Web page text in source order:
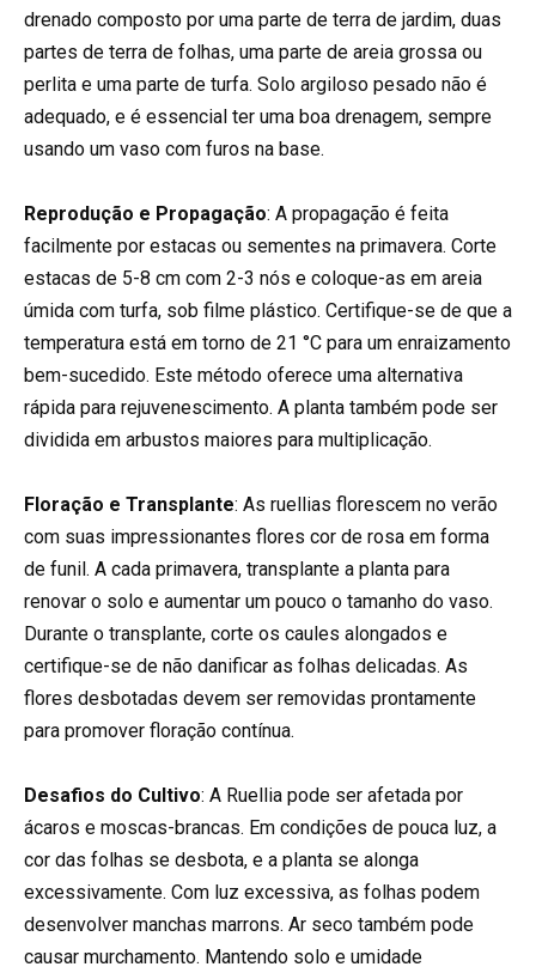
drenado composto por uma parte de terra de jardim, duas
partes de terra de folhas, uma parte de areia grossa ou
perlita e uma parte de turfa. Solo argiloso pesado não é
adequado, e é essencial ter uma boa drenagem, sempre
usando um vaso com furos na base.
Reprodução e Propagação: A propagação é feita
facilmente por estacas ou sementes na primavera. Corte
estacas de 5-8 cm com 2-3 nós e coloque-as em areia
úmida com turfa, sob filme plástico. Certifique-se de que a
temperatura está em torno de 21 °C para um enraizamento
bem-sucedido. Este método oferece uma alternativa
rápida para rejuvenescimento. A planta também pode ser
dividida em arbustos maiores para multiplicação.
Floração e Transplante: As ruellias florescem no verão
com suas impressionantes flores cor de rosa em forma
de funil. A cada primavera, transplante a planta para
renovar o solo e aumentar um pouco o tamanho do vaso.
Durante o transplante, corte os caules alongados e
certifique-se de não danificar as folhas delicadas. As
flores desbotadas devem ser removidas prontamente
para promover floração contínua.
Desafios do Cultivo: A Ruellia pode ser afetada por
ácaros e moscas-brancas. Em condições de pouca luz, a
cor das folhas se desbota, e a planta se alonga
excessivamente. Com luz excessiva, as folhas podem
desenvolver manchas marrons. Ar seco também pode
causar murchamento. Mantendo solo e umidade